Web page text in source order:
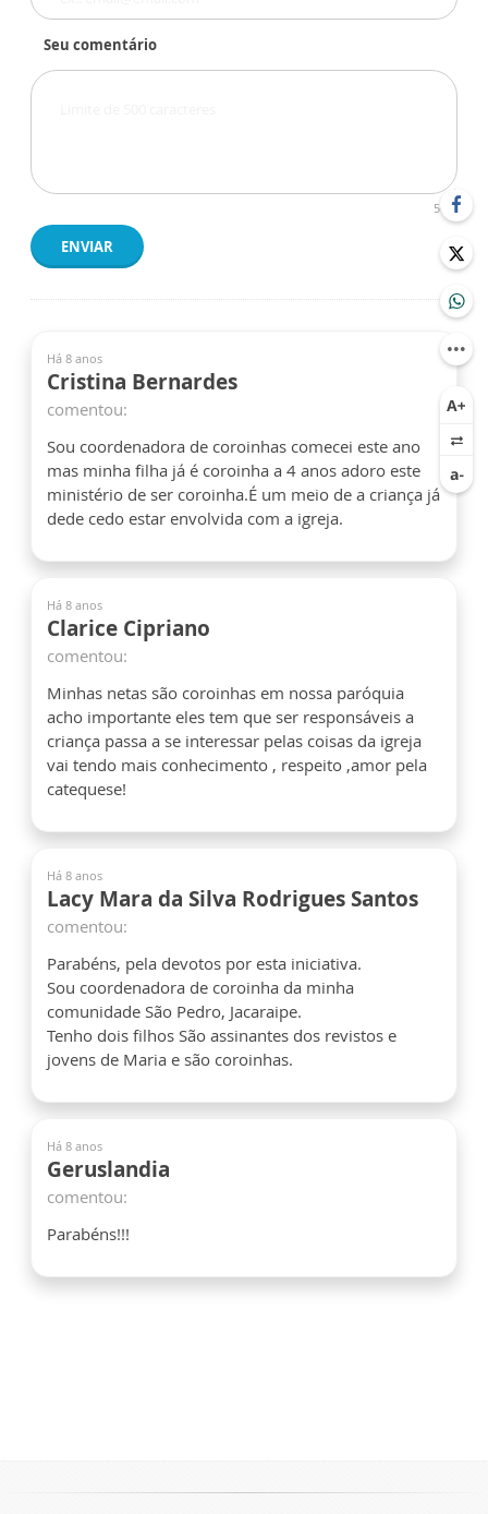
Seu comentário
500
ENVIAR
Há 8 anos
Cristina Bernardes
comentou:
Sou coordenadora de coroinhas comecei este ano
mas minha filha já é coroinha a 4 anos adoro este
ministério de ser coroinha.É um meio de a criança já
dede cedo estar envolvida com a igreja.
Há 8 anos
Clarice Cipriano
comentou:
Minhas netas são coroinhas em nossa paróquia
acho importante eles tem que ser responsáveis a
criança passa a se interessar pelas coisas da igreja
vai tendo mais conhecimento , respeito ,amor pela
catequese!
Há 8 anos
Lacy Mara da Silva Rodrigues Santos
comentou:
Parabéns, pela devotos por esta iniciativa.
Sou coordenadora de coroinha da minha
comunidade São Pedro, Jacaraipe.
Tenho dois filhos São assinantes dos revistos e
jovens de Maria e são coroinhas.
Há 8 anos
Geruslandia
comentou:
Parabéns!!!